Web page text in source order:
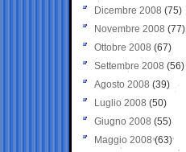
Dicembre 2008 (75)
Novembre 2008 (77)
Ottobre 2008 (67)
Settembre 2008 (56)
Agosto 2008 (39)
Luglio 2008 (50)
Giugno 2008 (55)
Maggio 2008(63)